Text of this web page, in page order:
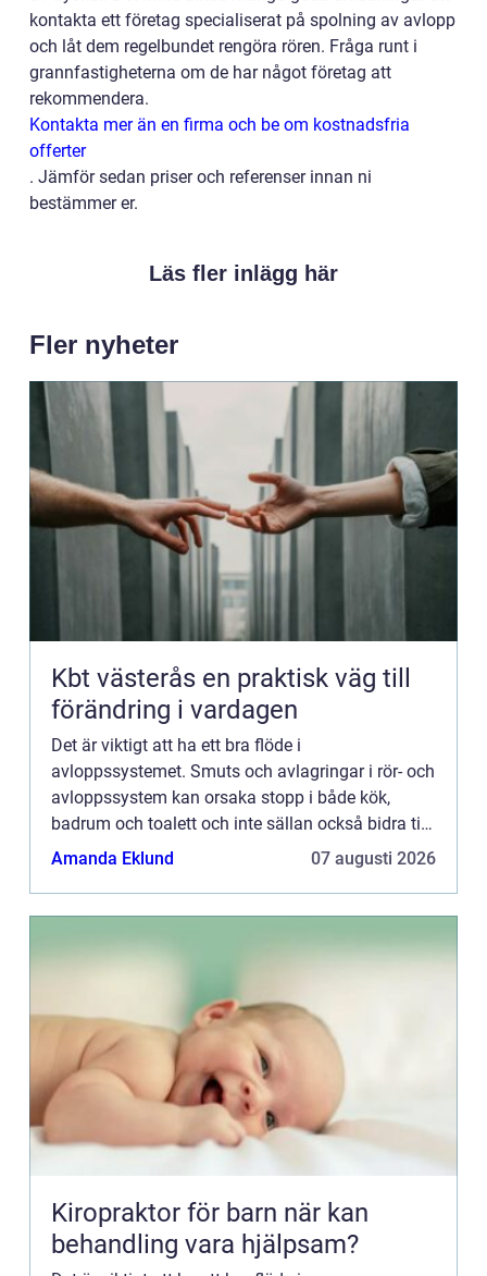
kontakta ett företag specialiserat på spolning av avlopp
och låt dem regelbundet rengöra rören. Fråga runt i
grannfastigheterna om de har något företag att
rekommendera.
Kontakta mer än en firma och be om kostnadsfria
offerter
. Jämför sedan priser och referenser innan ni
bestämmer er.
Läs fler inlägg här
Fler nyheter
Kbt västerås en praktisk väg till
förändring i vardagen
Det är viktigt att ha ett bra flöde i
avloppssystemet. Smuts och avlagringar i rör- och
avloppssystem kan orsaka stopp i både kök,
badrum och toalett och inte sällan också bidra till
dålig lukt. Många ...
Amanda Eklund 07 augusti 2026
Kiropraktor för barn när kan
behandling vara hjälpsam?